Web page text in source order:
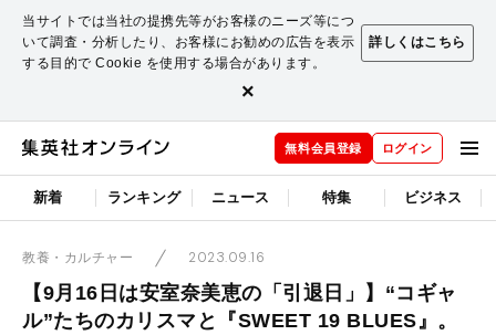
当サイトでは当社の提携先等がお客様のニーズ等につ
いて調査・分析したり、お客様にお勧めの広告を表示
する目的で Cookie を使用する場合があります。
詳しくはこちら
×
無料会員登録 ログイン
新着 ランキング ニュース 特集 ビジネス
教養・カルチャー 2023.09.16
【9月16日は安室奈美恵の「引退日」】“コギャ
ル”たちのカリスマと『SWEET 19 BLUES』。